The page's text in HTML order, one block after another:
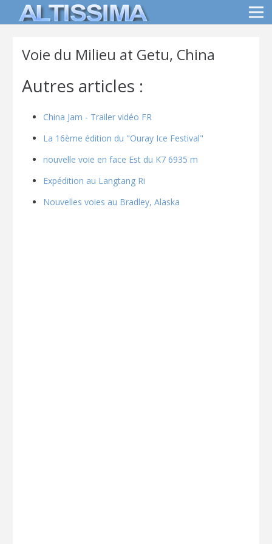
Voie du Milieu at Getu, China
Autres articles :
China Jam - Trailer vidéo FR
La 16ème édition du "Ouray Ice Festival"
nouvelle voie en face Est du K7 6935 m
Expédition au Langtang Ri
Nouvelles voies au Bradley, Alaska